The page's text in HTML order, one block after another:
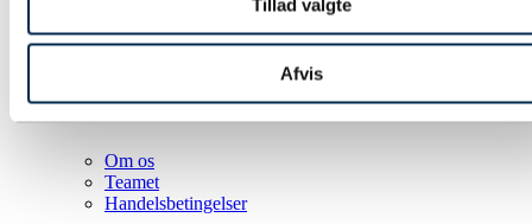
Tillad valgte
Afvis
Om os
Teamet
Handelsbetingelser